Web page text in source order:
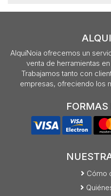
AlquiNoia ofrecemos un
venta de herramientas
Trabajamos tanto con
empresas, ofreciendo los
FORMAS
Cómo